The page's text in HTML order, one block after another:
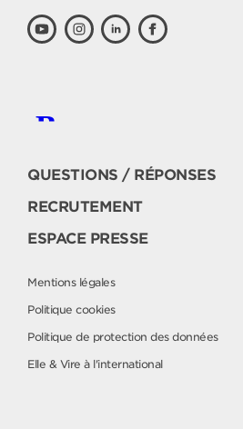
QUESTIONS / RÉPONSES
RECRUTEMENT
ESPACE PRESSE
Mentions légales
Politique cookies
Politique de protection des données
Elle & Vire à l'international